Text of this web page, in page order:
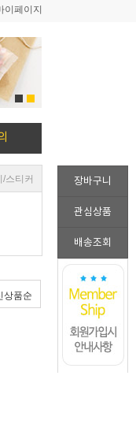
장바구니
관심상품
배송조회
이페이지
스티커
상품순